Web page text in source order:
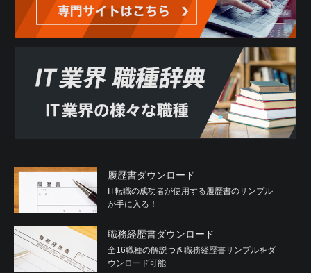
履歴書ダウンロード
IT転職の成功者が使用する履歴書のサンプル
が手に入る！
職務経歴書ダウンロード
全16職種の解説つき職務経歴書サンプルをダ
ウンロード可能